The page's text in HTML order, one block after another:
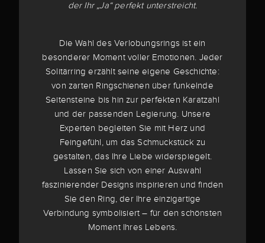
der Ihr „Ja“ perfekt unterstreicht.
Die Wahl des Verlobungsrings ist ein
besonderer Moment voller Emotionen. Jeder
Solitärring erzählt seine eigene Geschichte:
von zarten Ringschienen über funkelnde
Seitensteine bis hin zur perfekten Karatzahl
und der passenden Legierung. Unsere
Experten begleiten Sie mit Herz und
Feingefühl, um das Schmuckstück zu
gestalten, das Ihre Liebe widerspiegelt.
Lassen Sie sich von einer Auswahl
faszinierender Designs inspirieren und finden
Sie den Ring, der Ihre einzigartige
Verbindung symbolisiert – für den schönsten
Moment Ihres Lebens.